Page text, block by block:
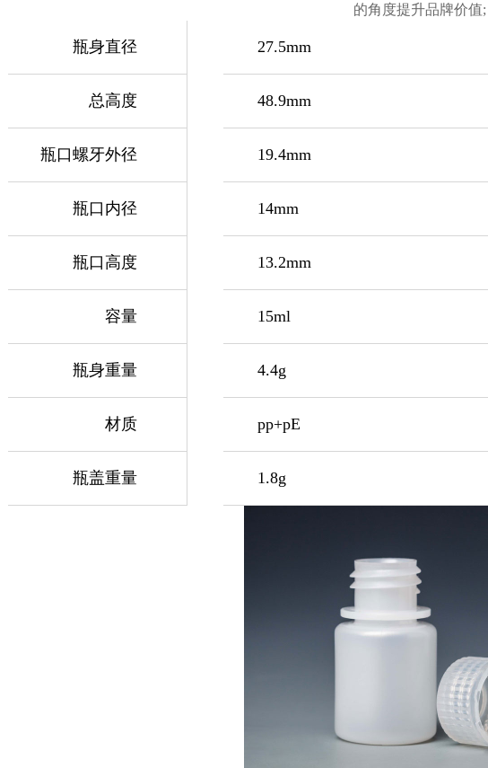
的角度提升品牌价值;
瓶身直径 27.5mm
总高度 48.9mm
瓶口螺牙外径 19.4mm
瓶口内径 14mm
瓶口高度 13.2mm
容量 15ml
瓶身重量 4.4g
材质 pp+pE
瓶盖重量 1.8g